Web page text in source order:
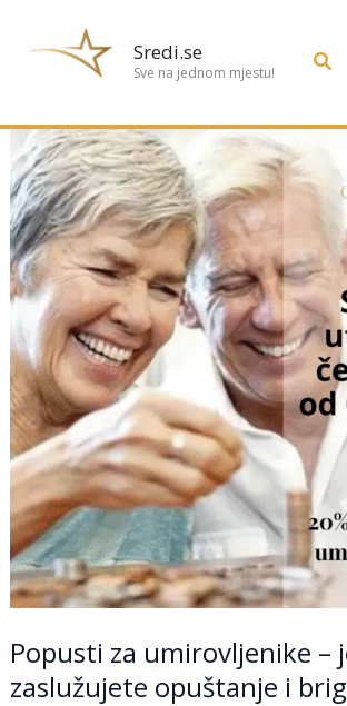
Sredi.se
Sve na jednom mjestu!
Popusti za umirovljenike –
zaslužujete opuštanje i
Popusti
za
umirovljenike
–
jer
zaslužujete
opuštanje
i
brigu
svaki
dan